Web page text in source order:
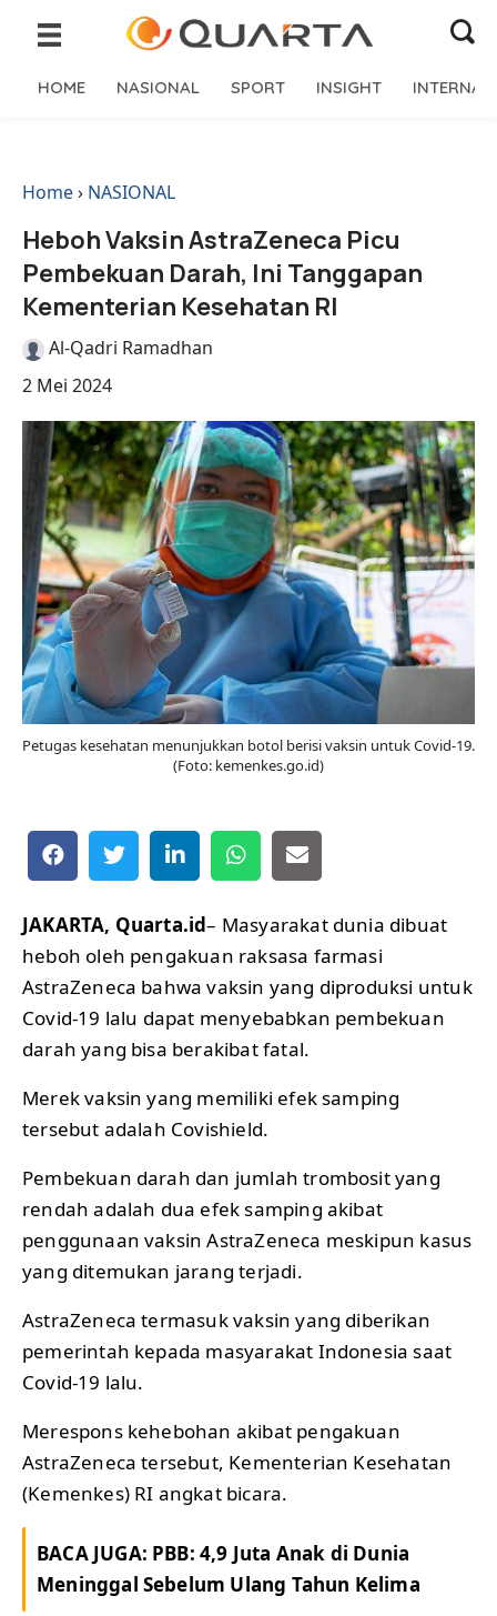
HOME NASIONAL SPORT INSIGHT
Home› NASIONAL
Heboh Vaksin AstraZeneca Picu
Pembekuan Darah, Ini Tanggapan
Kementerian Kesehatan RI
Al-Qadri Ramadhan
2 Mei 2024
Petugas kesehatan menunjukkan botol berisi vaksin untuk Covid-19.
(Foto: kemenkes.go.id)
JAKARTA, Quarta.id– Masyarakat dunia dibuat
heboh oleh pengakuan raksasa farmasi
AstraZeneca bahwa vaksin yang diproduksi untuk
Covid-19 lalu dapat menyebabkan pembekuan
darah yang bisa berakibat fatal.
Merek vaksin yang memiliki efek samping
tersebut adalah Covishield.
Pembekuan darah dan jumlah trombosit yang
rendah adalah dua efek samping akibat
penggunaan vaksin AstraZeneca meskipun kasus
yang ditemukan jarang terjadi.
AstraZeneca termasuk vaksin yang diberikan
pemerintah kepada masyarakat Indonesia saat
Covid-19 lalu.
Merespons kehebohan akibat pengakuan
AstraZeneca tersebut, Kementerian Kesehatan
(Kemenkes) RI angkat bicara.
BACA JUGA: PBB: 4,9 Juta Anak di Dunia
Meninggal Sebelum Ulang Tahun Kelima